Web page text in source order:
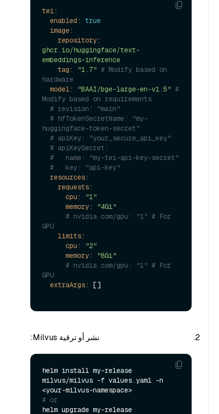
tei:
enabled:
true
image:
repository:
ghcr.io/huggingface/text-
embeddings-inference
tag:
"1.7" # Modify based on
hardware
model:
"BAAI/bge-large-en-v1.5" #
Modify based on requirements
# revision: "main"
# hfTokenSecretName: "my-
huggingface-token-secret"
# apiKey: "your_secure_api_key"
# apiKeySecret:
#   name: "my-tei-api-key-secret"
#   key: "api-key"
resources:
requests:
cpu:
"1"
memory:
"4Gi"
# nvidia.com/gpu: "1" # For
GPU
limits:
cpu:
"2"
memory:
"8Gi"
# nvidia.com/gpu: "1" # For
GPU
extraArgs:
[]
نشر أو ترقية Milvus:
helm install my-release
milvus/milvus -f values.yaml -n
# or
helm upgrade my-release